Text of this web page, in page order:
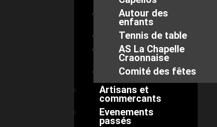
Autour des
enfants
Tennis de table
AS La Chapelle
Craonnaise
Comité des fêtes
Artisans et
commercants
Evenements
passés